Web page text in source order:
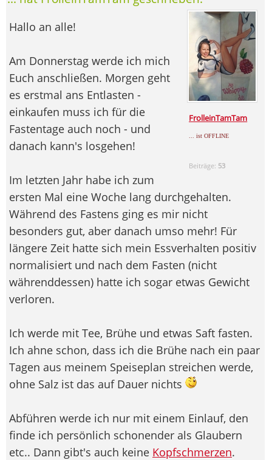
FrolleinTamTam
... ist OFFLINE
Beiträge: 53
Hallo an alle!
Am Donnerstag werde ich mich
Euch anschließen. Morgen geht
es erstmal ans Entlasten -
einkaufen muss ich für die
Fastentage auch noch - und
danach kann's losgehen!
Im letzten Jahr habe ich zum
ersten Mal eine Woche lang durchgehalten.
Während des Fastens ging es mir nicht
besonders gut, aber danach umso mehr! Für
längere Zeit hatte sich mein Essverhalten positiv
normalisiert und nach dem Fasten (nicht
währenddessen) hatte ich sogar etwas Gewicht
verloren.
Ich werde mit Tee, Brühe und etwas Saft fasten.
Ich ahne schon, dass ich die Brühe nach ein paar
Tagen aus meinem Speiseplan streichen werde,
ohne Salz ist das auf Dauer nichts
Abführen werde ich nur mit einem Einlauf, den
finde ich persönlich schonender als Glaubern
etc.. Dann gibt's auch keine Kopfschmerzen.